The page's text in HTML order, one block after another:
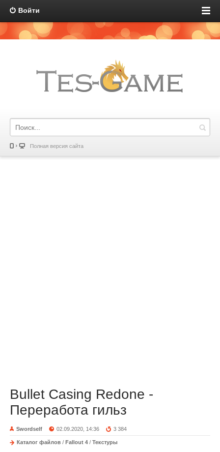
Войти
Полная версия сайта
Bullet Casing Redone -
Переработа гильз
Swordself 02.09.2020, 14:36 3 384
Каталог файлов / Fallout 4 / Текстуры